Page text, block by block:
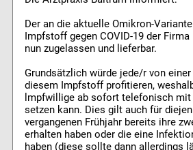
Der an die aktuelle Omikron-
Impfstoff gegen COVID-19 der
nun zugelassen und lieferbar.
Grundsätzlich würde jede/r von
diesem Impfstoff profitieren,
lmpfwillige ab sofort telefonisch mit
setzen kann. Dies gilt auch für
vergangenen Frühjahr bereits ihre
erhalten haben oder die eine
haben (diese sollte dann allerdings